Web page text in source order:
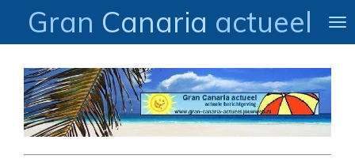
direct
hoofdinhoud
Gran Canaria actueel